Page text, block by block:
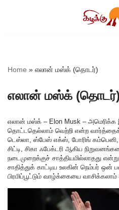
Home » எலான் மஸ்க் (தொடர்)
எலான் மஸ்க் (தொடர்)
எலான் மஸ்க் – Elon Musk –
தொட்டதெல்லாம் வெற்றி என்ற
டெஸ்லா, ஸ்பேஸ் எக்ஸ், போரிங்
சிட்டி, சிகா ஃபேக்டரி ஆகிய
நடைமுறைக்குச் சாத்தியமில்லாதது
சாதித்துக் காட்டிய உலகின் நெம்பர் ஒன்
பிரமிப்பூட்டும் வாழ்க்கையை